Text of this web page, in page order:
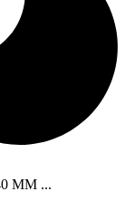
MM ...